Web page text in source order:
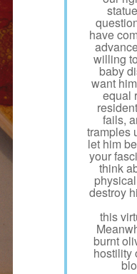
have
willing
baby
want
equal
fails,
tramples
let him
your
think
destroy
this
burnt
hostility